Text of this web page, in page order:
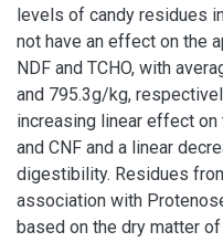
levels of candy residues
not have an effect on the
NDF and TCHO, with
and 795.3g/kg,
increasing linear effect
and CNF and a linear
digestibility. Residues
association with
based on the dry matter